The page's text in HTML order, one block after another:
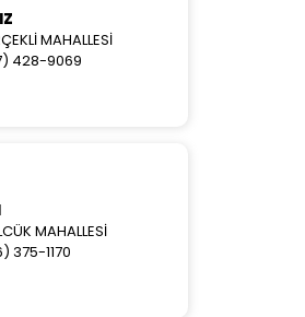
MAHALLESİ
428-9069
MAHALLESİ
375-1170